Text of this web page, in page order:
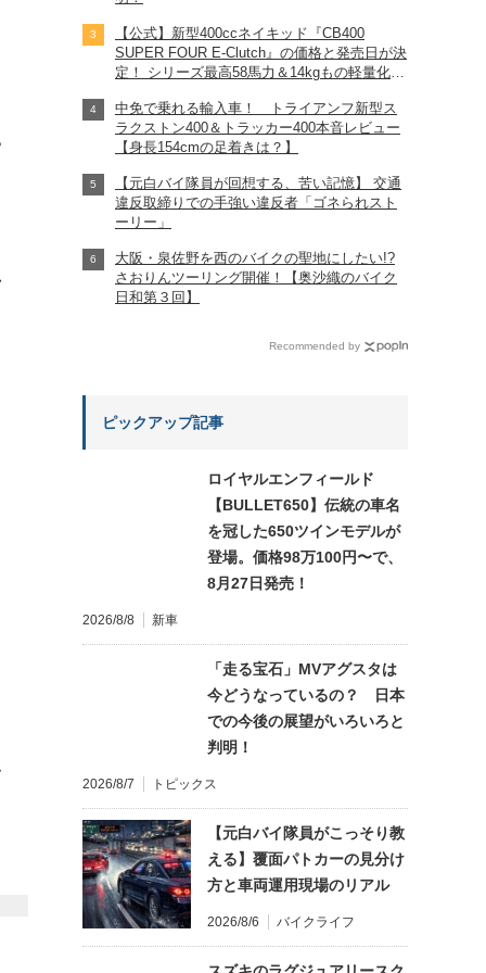
【公式】新型400ccネイキッド『CB400
SUPER FOUR E-Clutch』の価格と発売日が決
定！ シリーズ最高58馬力＆14kgもの軽量化!?
【Honda2026新車ニュース】
中免で乗れる輸入車！ トライアンフ新型ス
ラクストン400＆トラッカー400本音レビュー
【身長154cmの足着きは？】
【元白バイ隊員が回想する、苦い記憶】 交通
違反取締りでの手強い違反者「ゴネられスト
ーリー」
大阪・泉佐野を西のバイクの聖地にしたい!?
さおりんツーリング開催！【奥沙織のバイク
日和第３回】
Recommended by
ピックアップ記事
ロイヤルエンフィールド
【BULLET650】伝統の車名
を冠した650ツインモデルが
登場。価格98万100円〜で、
8月27日発売！
2026/8/8 新車
「走る宝石」MVアグスタは
今どうなっているの？ 日本
での今後の展望がいろいろと
判明！
2026/8/7 トピックス
【元白バイ隊員がこっそり教
える】覆面パトカーの見分け
方と車両運用現場のリアル
2026/8/6 バイクライフ